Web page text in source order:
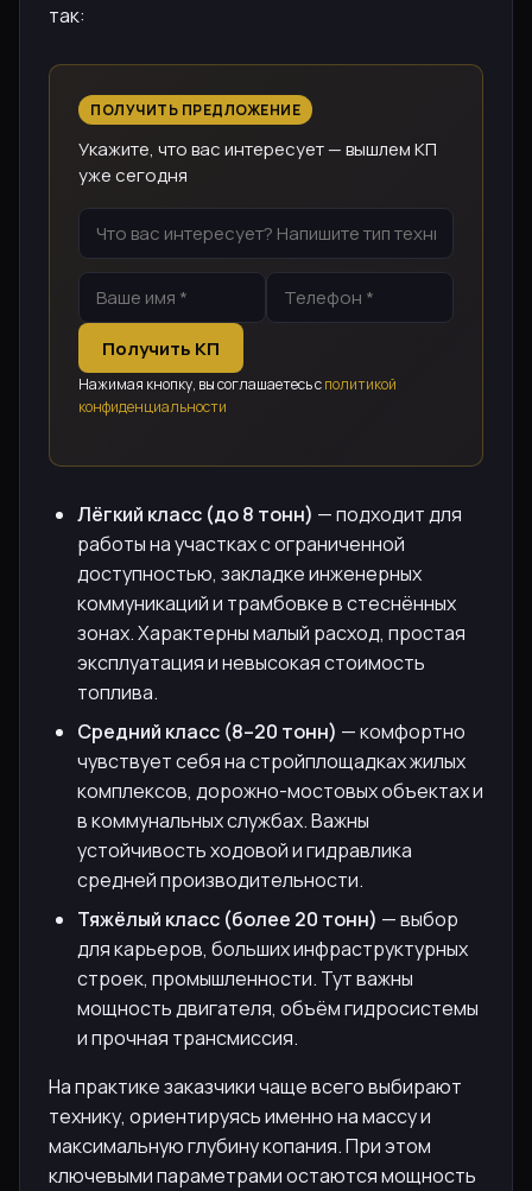
так:
ПОЛУЧИТЬ ПРЕДЛОЖЕНИЕ
Укажите, что вас интересует — вышлем КП
уже сегодня
Получить КП
Нажимая кнопку, вы соглашаетесь сполитикой
конфиденциальности
Лёгкий класс (до 8 тонн) — подходит для
работы на участках с ограниченной
доступностью, закладке инженерных
коммуникаций и трамбовке в стеснённых
зонах. Характерны малый расход, простая
эксплуатация и невысокая стоимость
топлива.
Средний класс (8–20 тонн) — комфортно
чувствует себя на стройплощадках жилых
комплексов, дорожно-мостовых объектах и
в коммунальных службах. Важны
устойчивость ходовой и гидравлика
средней производительности.
Тяжёлый класс (более 20 тонн) — выбор
для карьеров, больших инфраструктурных
строек, промышленности. Тут важны
мощность двигателя, объём гидросистемы
и прочная трансмиссия.
На практике заказчики чаще всего выбирают
технику, ориентируясь именно на массу и
максимальную глубину копания. При этом
ключевыми параметрами остаются мощность